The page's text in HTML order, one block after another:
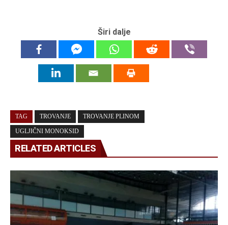
Širi dalje
TAG TROVANJE TROVANJE PLINOM
UGLJIČNI MONOKSID
RELATED ARTICLES